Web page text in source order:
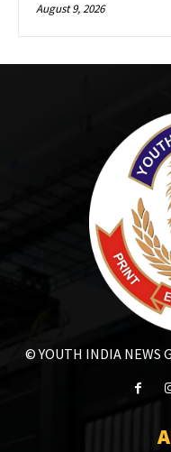
August 9, 2026
© YOUTH INDIA NEWS